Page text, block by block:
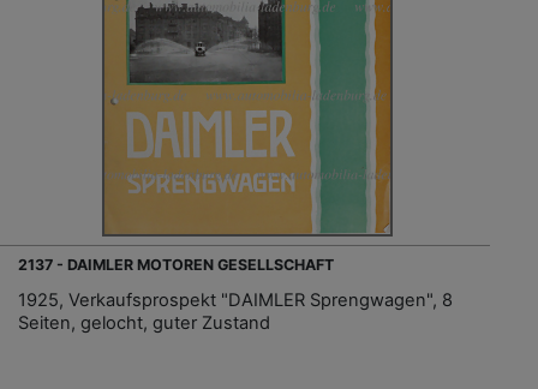
2137 - DAIMLER MOTOREN GESELLSCHAFT
1925, Verkaufsprospekt "DAIMLER Sprengwagen", 8
Seiten, gelocht, guter Zustand